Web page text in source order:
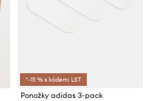
*-15 % s kódem: LST
Ponožky adidas 3-pack